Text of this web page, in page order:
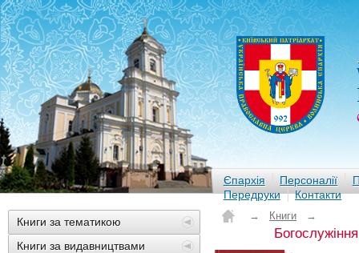
Єпархія Персоналії
Передруки
Контакти
Книги за тематикою
Книги за видавництвами
→ Книги →